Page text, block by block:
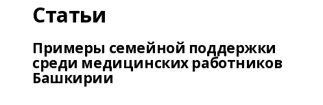
Статьи
Примеры семейной поддержки
среди медицинских работников
Башкирии